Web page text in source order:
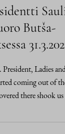
Butša-
Ladies
coming out of
there shook